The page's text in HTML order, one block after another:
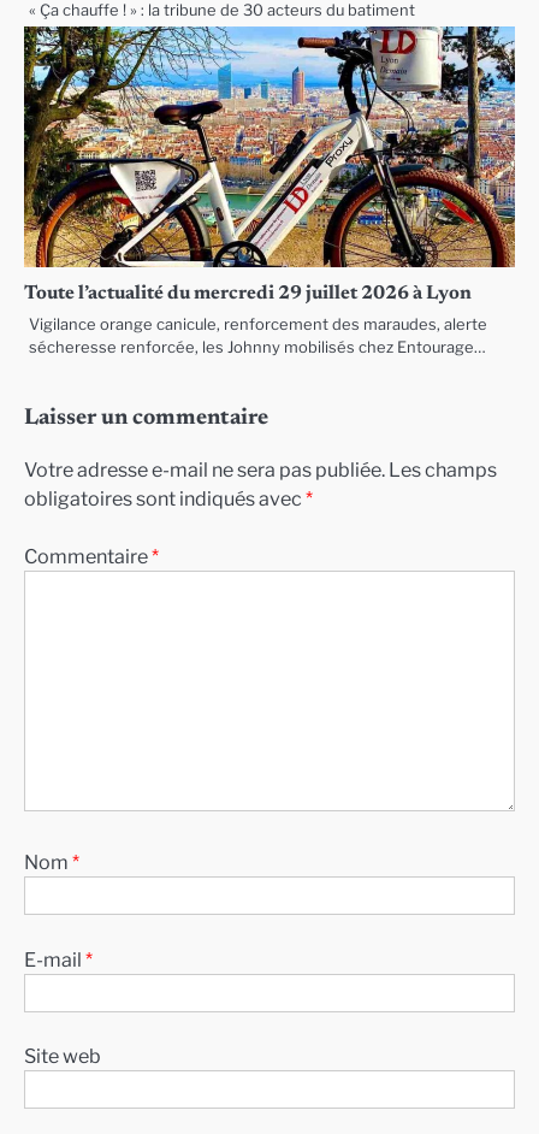
« Ça chauffe ! » : la tribune de 30 acteurs du batiment
Toute l’actualité du mercredi 29 juillet 2026 à Lyon
Vigilance orange canicule, renforcement des maraudes, alerte
sécheresse renforcée, les Johnny mobilisés chez Entourage…
Laisser un commentaire
Votre adresse e-mail ne sera pas publiée. Les champs
obligatoires sont indiqués avec *
Commentaire*
Nom *
E-mail *
Site web